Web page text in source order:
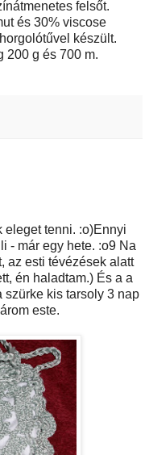
felsőt.
és 30% viscose
készült.
200 g és 700 m.
eleget tenni. :o)Ennyi
- már egy hete. :o9 Na
az esti tévézések alatt
én haladtam.) És a a
szürke kis tarsoly 3 nap
este.